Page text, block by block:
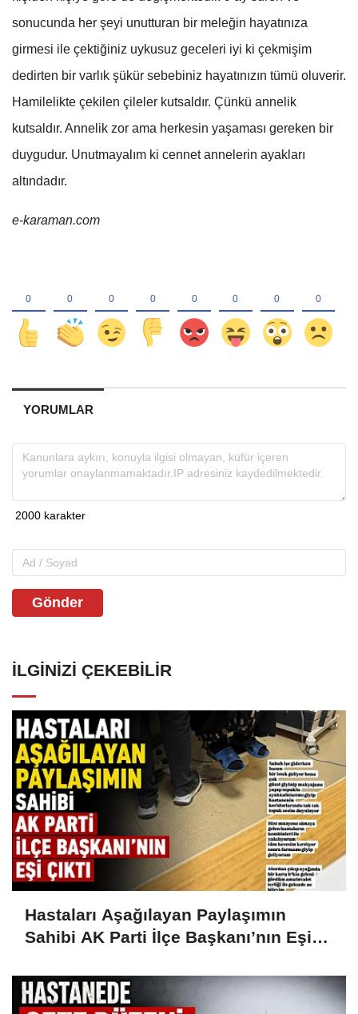
sonucunda her şeyi unutturan bir meleğin hayatınıza
girmesi ile çektiğiniz uykusuz geceleri iyi ki çekmişim
dedirten bir varlık şükür sebebiniz hayatınızın tümü oluverir.
Hamilelikte çekilen çileler kutsaldır. Çünkü annelik
kutsaldır. Annelik zor ama herkesin yaşaması gereken bir
duygudur. Unutmayalım ki cennet annelerin ayakları
altındadır.
e-karaman.com
YORUMLAR
Gönder
İLGINIZI ÇEKEBILIR
Hastaları Aşağılayan Paylaşımın
Sahibi AK Parti İlçe Başkanı’nın Eşi